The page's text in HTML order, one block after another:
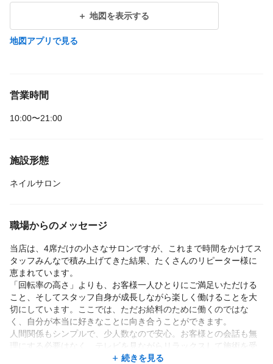
地図を表示する
地図アプリで見る
営業時間
10:00〜21:00
施設形態
ネイルサロン
職場からのメッセージ
当店は、4席だけの小さなサロンですが、これまで時間をかけてス
タッフみんなで積み上げてきた結果、たくさんのリピーター様に
恵まれています。
「回転率の高さ」よりも、お客様一人ひとりにご満足いただける
こと、そしてスタッフ自身が成長しながら楽しく働けることを大
切にしています。ここでは、ただお給料のために働くのではな
く、自分が本当に好きなことに向き合うことができます。
人間関係もシンプルで、少人数なので安心。お客様との会話も無
理にする必要はなく、テレビを見ながらリラックスして施術を受
けられる環境も整えています。続きを見る